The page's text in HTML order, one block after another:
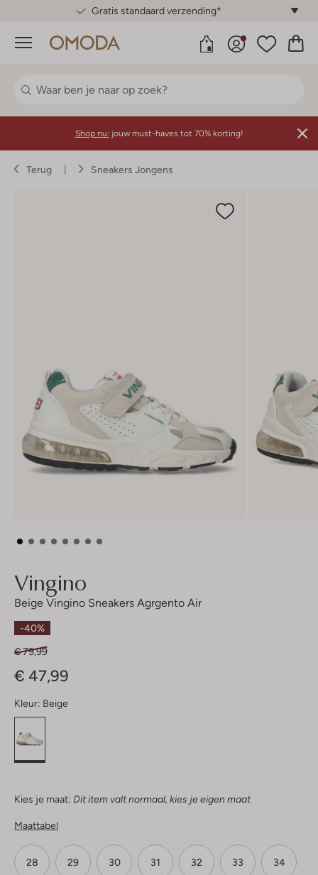
Gratis standaard verzending*
Menu
Shop nu: jouw must-haves tot 70% korting!
Terug Sneakers Jongens
Vingino
Beige Vingino Sneakers Agrgento Air
-40%
€ 79,99
€ 47,99
Kleur: Beige
Kies je maat: Dit item valt normaal, kies je eigen maat
Maattabel
28 29 30 31 32 33 34